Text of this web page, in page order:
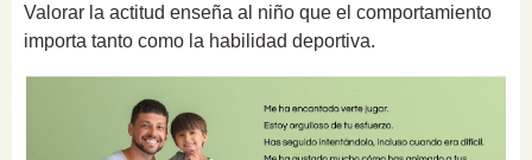
Valorar la actitud enseña al niño que el comportamiento
importa tanto como la habilidad deportiva.